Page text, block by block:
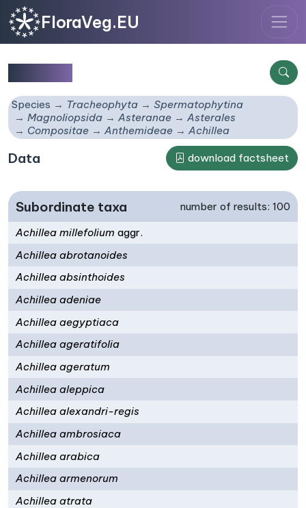
FloraVeg.EU
Species Tracheophyta
Spermatophytina
Magnoliopsida
Asteranae
Asterales
Compositae
Anthemideae Achillea
Data download factsheet
Subordinate taxa number of results: 100
Achillea millefoliumaggr.
Achillea abrotanoides
Achillea absinthoides
Achillea adeniae
Achillea aegyptiaca
Achillea ageratifolia
Achillea ageratum
Achillea aleppica
Achillea alexandri-regis
Achillea ambrosiaca
Achillea arabica
Achillea armenorum
Achillea atrata